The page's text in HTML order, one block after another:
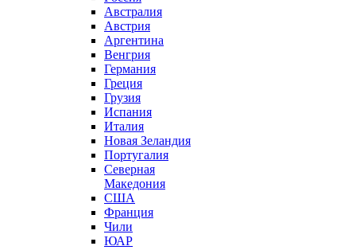
Австралия
Австрия
Аргентина
Венгрия
Германия
Греция
Грузия
Испания
Италия
Новая Зеландия
Португалия
Северная
Македония
США
Франция
Чили
ЮАР